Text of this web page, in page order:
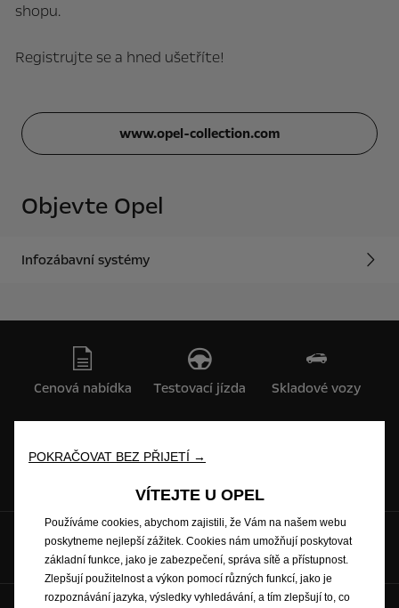
shopu.
Registrujte se a hned ušetříte!
www.opel-collection.com
Objevte Opel
Infozábavní systémy
Cenová nabídka Testovací jízda Skladové vozy
Ceníky a katalogy
Objednat se na
servis
Sociální sítě:
POKRAČOVAT BEZ PŘIJETÍ →
VÍTEJTE U OPEL
Používáme cookies, abychom zajistili, že Vám na našem webu
poskytneme nejlepší zážitek. Cookies nám umožňují poskytovat
základní funkce, jako je zabezpečení, správa sítě a přístupnost.
Zlepšují použitelnost a výkon pomocí různých funkcí, jako je
rozpoznávání jazyka, výsledky vyhledávání, a tím zlepšují to, co